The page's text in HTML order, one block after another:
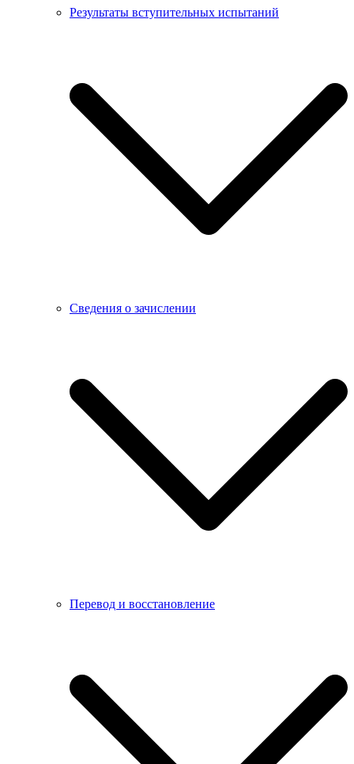
Результаты вступительных испытаний
Сведения о зачислении
Перевод и восстановление